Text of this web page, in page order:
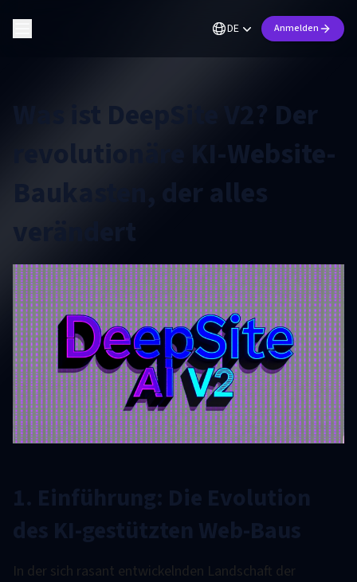
DE Anmelden
Was ist DeepSite V2? Der
revolutionäre KI-Website-
Baukasten, der alles
1. Einführung: Die Evolution
des KI-gestützten Web-Baus
In der sich rasant entwickelnden Landschaft der